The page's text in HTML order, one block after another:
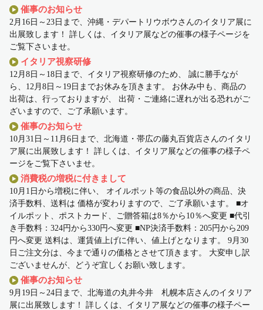
催事のお知らせ
2月16日～23日まで、沖縄・デパートリウボウさんのイタリア展に
出展致します！ 詳しくは、イタリア展などの催事の様子ページを
ご覧下さいませ。
イタリア視察研修
12月8日～18日まで、イタリア視察研修のため、 誠に勝手なが
ら、12月8日～19日までお休みを頂きます。 お休み中も、商品の
出荷は、行っておりますが、 出荷・ご連絡に遅れが出る恐れがご
ざいますので、ご了承願います。
催事のお知らせ
10月31日～11月6日まで、北海道・帯広の藤丸百貨店さんのイタリ
ア展に出展致します！ 詳しくは、イタリア展などの催事の様子ペ
ージをご覧下さいませ。
消費税の増税に付きまして
10月1日から増税に伴い、 オイルポット等の食品以外の商品、決
済手数料、送料は 価格が変わりますので、ご了承願います。 ■オ
イルポット、ポストカード、ご贈答箱は8％から10％へ変更 ■代引
き手数料：324円から330円へ変更 ■NP決済手数料：205円から209
円へ変更 送料は、運賃値上げに伴い、値上げとなります。 9月30
日ご注文分は、今まで通りの価格とさせて頂きます。 大変申し訳
ございませんが、どうぞ宜しくお願い致します。
催事のお知らせ
9月19日～24日まで、北海道の丸井今井 札幌本店さんのイタリア
展に出展致します！ 詳しくは、イタリア展などの催事の様子ペー